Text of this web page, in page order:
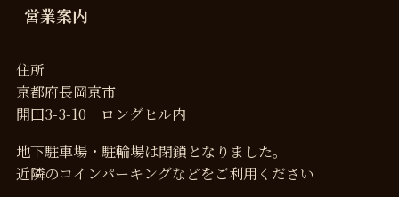
営業案内
住所
京都府長岡京市
開田3-3-10 ロングヒル内
地下駐車場・駐輪場は閉鎖となりました。
近隣のコインパーキングなどをご利用ください